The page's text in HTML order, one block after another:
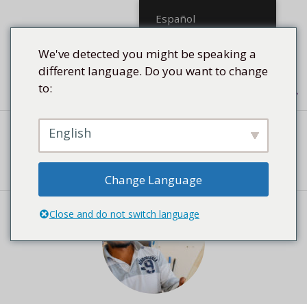
al
Menú
RESUMEN DE LOS ARTISTAS
Español
We've detected you might be speaking a
different language. Do you want to change
to:
English
Change Language
Close and do not switch language